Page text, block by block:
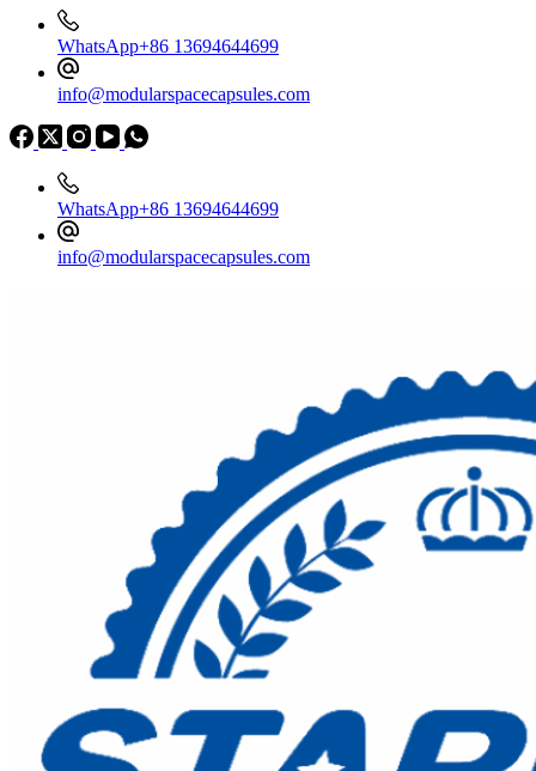
WhatsApp+86 13694644699
info@modularspacecapsules.com
WhatsApp+86 13694644699
info@modularspacecapsules.com